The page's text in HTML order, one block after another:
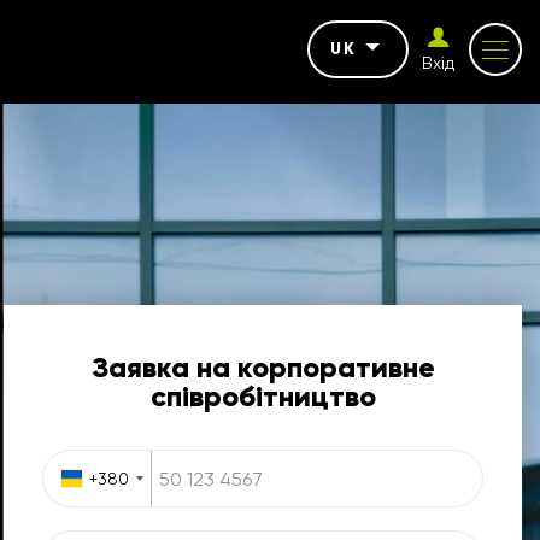
UK
Вхід
Заявка на корпоративне
співробітництво
+380